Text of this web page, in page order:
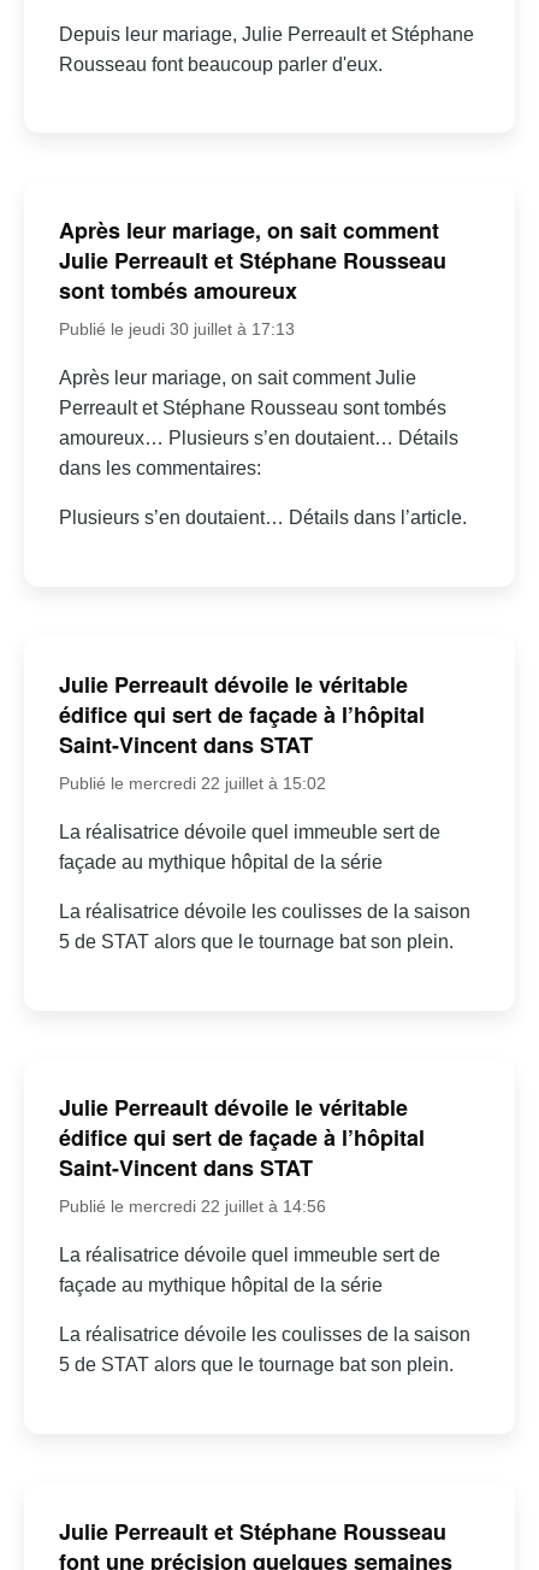
Depuis leur mariage, Julie Perreault et Stéphane
Rousseau font beaucoup parler d'eux.
Après leur mariage, on sait comment
Julie Perreault et Stéphane Rousseau
sont tombés amoureux
Publié le jeudi 30 juillet à 17:13
Après leur mariage, on sait comment Julie
Perreault et Stéphane Rousseau sont tombés
amoureux… Plusieurs s’en doutaient… Détails
dans les commentaires:
Plusieurs s’en doutaient… Détails dans l’article.
Julie Perreault dévoile le véritable
édifice qui sert de façade à l’hôpital
Saint-Vincent dans STAT
Publié le mercredi 22 juillet à 15:02
La réalisatrice dévoile quel immeuble sert de
façade au mythique hôpital de la série
La réalisatrice dévoile les coulisses de la saison
5 de STAT alors que le tournage bat son plein.
Julie Perreault dévoile le véritable
édifice qui sert de façade à l’hôpital
Saint-Vincent dans STAT
Publié le mercredi 22 juillet à 14:56
La réalisatrice dévoile quel immeuble sert de
façade au mythique hôpital de la série
La réalisatrice dévoile les coulisses de la saison
5 de STAT alors que le tournage bat son plein.
Julie Perreault et Stéphane Rousseau
font une précision quelques semaines